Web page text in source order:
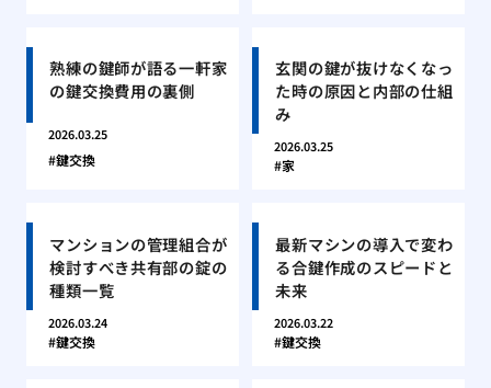
熟練の鍵師が語る一軒家
の鍵交換費用の裏側
2026.03.25
鍵交換
玄関の鍵が抜けなくなっ
た時の原因と内部の仕組
み
2026.03.25
家
マンションの管理組合が
検討すべき共有部の錠の
種類一覧
2026.03.24
鍵交換
最新マシンの導入で変わ
る合鍵作成のスピードと
未来
2026.03.22
鍵交換